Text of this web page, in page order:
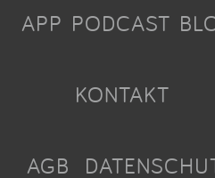
APP PODCAST
KONTAKT
AGB